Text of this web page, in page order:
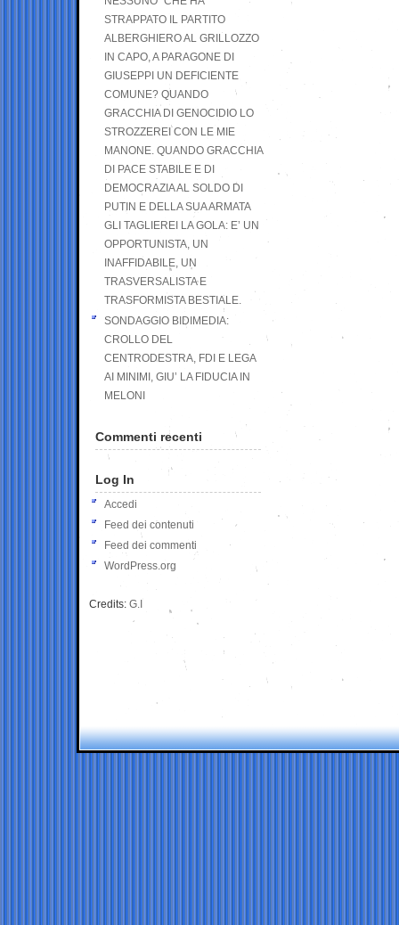
STRAPPATO IL PARTITO
ALBERGHIERO AL GRILLOZZO
IN CAPO, A PARAGONE DI
GIUSEPPI UN DEFICIENTE
COMUNE? QUANDO
GRACCHIA DI GENOCIDIO LO
STROZZEREI CON LE MIE
MANONE. QUANDO GRACCHIA
DI PACE STABILE E DI
DEMOCRAZIA AL SOLDO DI
PUTIN E DELLA SUA ARMATA
GLI TAGLIEREI LA GOLA: E’ UN
OPPORTUNISTA, UN
INAFFIDABILE, UN
TRASVERSALISTA E
TRASFORMISTA BESTIALE.
SONDAGGIO BIDIMEDIA:
CROLLO DEL
CENTRODESTRA, FDI E LEGA
AI MINIMI, GIU’ LA FIDUCIA IN
MELONI
Commenti recenti
Log In
Accedi
Feed dei contenuti
Feed dei commenti
WordPress.org
Credits: G.I